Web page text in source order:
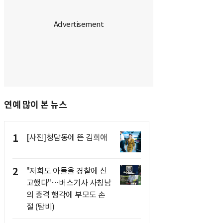
연예 많이 본 뉴스
1 [사진]청담동에 뜬 김희애
2
"저희도 아들을 경찰에 신
고했다"…버스기사 사칭남
의 충격 행각에 부모도 손
절 (탐비)